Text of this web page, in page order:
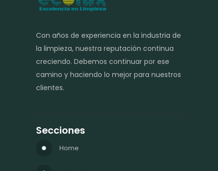
Con años de experiencia en la industria de
la limpieza, nuestra reputación continua
creciendo. Debemos continuar por ese
camino y haciendo lo mejor para nuestros
clientes.
Secciones
Home